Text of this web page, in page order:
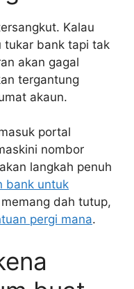
Kalau
tukar bank tapi tak
akan gagal
tergantung
akaun.
portal
nombor
langkah penuh
bank untuk
dah tutup,
pergi mana.